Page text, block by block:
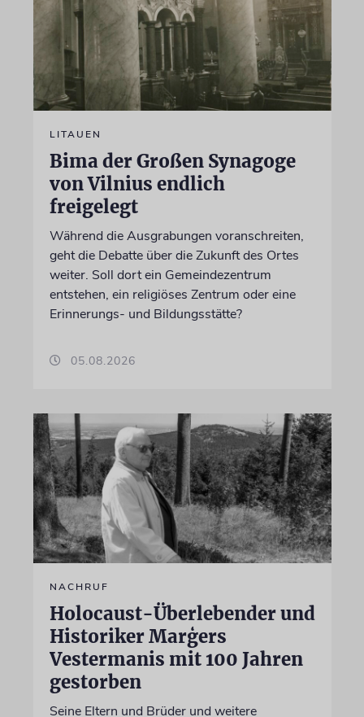
LITAUEN
Bima der Großen Synagoge
von Vilnius endlich
freigelegt
Während die Ausgrabungen voranschreiten,
geht die Debatte über die Zukunft des Ortes
weiter. Soll dort ein Gemeindezentrum
entstehen, ein religiöses Zentrum oder eine
Erinnerungs- und Bildungsstätte?
05.08.2026
NACHRUF
Holocaust-Überlebender und
Historiker Marģers
Vestermanis mit 100 Jahren
gestorben
Seine Eltern und Brüder und weitere